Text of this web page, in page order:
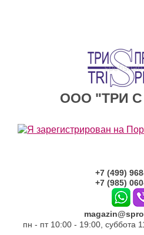
ООО "ТРИ
+7 (499)
+7 (985)
пн - пт 10:00 - 19:00, суббота